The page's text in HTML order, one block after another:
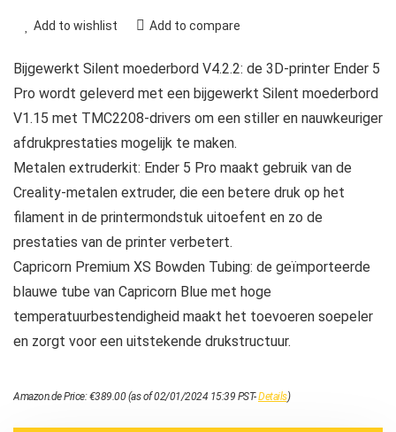
Add to wishlist Add to compare
Bijgewerkt Silent moederbord V4.2.2: de 3D-printer Ender 5
Pro wordt geleverd met een bijgewerkt Silent moederbord
V1.15 met TMC2208-drivers om een stiller en nauwkeuriger
afdrukprestaties mogelijk te maken.
Metalen extruderkit: Ender 5 Pro maakt gebruik van de
Creality-metalen extruder, die een betere druk op het
filament in de printermondstuk uitoefent en zo de
prestaties van de printer verbetert.
Capricorn Premium XS Bowden Tubing: de geïmporteerde
blauwe tube van Capricorn Blue met hoge
temperatuurbestendigheid maakt het toevoeren soepeler
en zorgt voor een uitstekende drukstructuur.
Amazon.de Price:€389.00(as of 02/01/2024 15:39 PST-Details)